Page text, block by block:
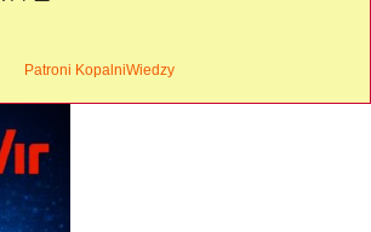
Patroni KopalniWiedzy